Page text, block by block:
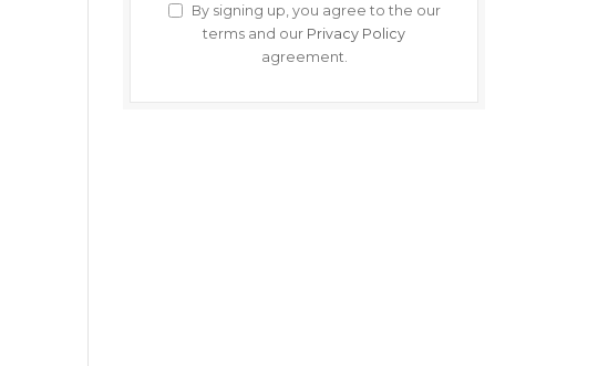
By signing up, you agree to the our
terms and our Privacy Policy
agreement.